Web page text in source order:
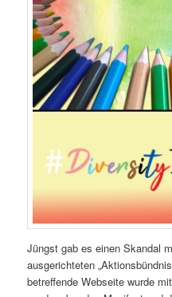
Jüngst gab es einen Skandal
ausgerichteten
betreffende Webseite wurde